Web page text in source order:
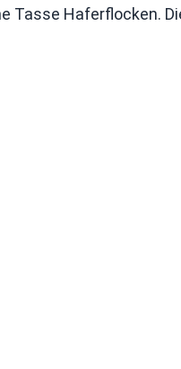
Tasse Haferflocken.